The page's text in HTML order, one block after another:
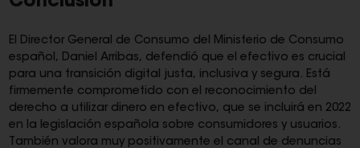
El Director General de Consumo del Ministerio de Consumo
español, Daniel Arribas, defendió que el efectivo es crucial
para una transición digital justa, inclusiva y segura. Está
firmemente comprometido con el reconocimiento del
derecho a utilizar dinero en efectivo, que se incluirá en 2022
en la legislación española sobre consumidores y usuarios.
También valora muy positivamente el canal de denuncias